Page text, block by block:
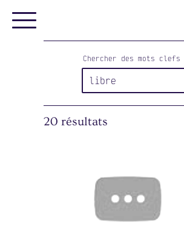
Chercher des mots clefs
20 résultats